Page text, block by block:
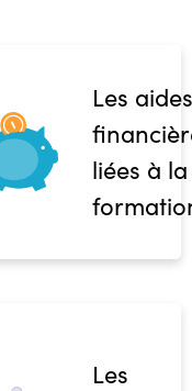
Les aides
liées à la
Les